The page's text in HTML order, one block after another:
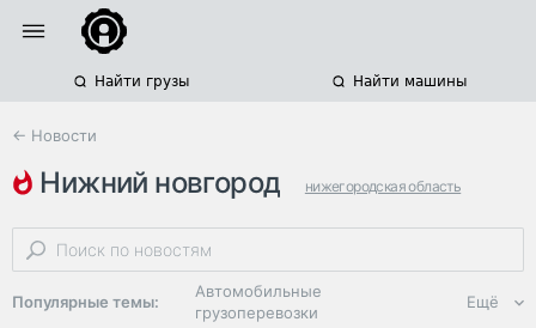
Найти грузы Найти машины
← Новости
нижний новгород нижегородская область
санкт-петербург опр
Популярные темы:
Автомобильные
грузоперевозки
Ещё